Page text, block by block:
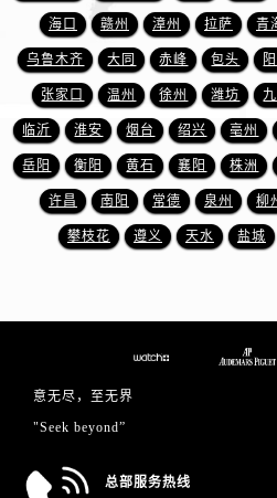
海口 赣州 漳州 拉萨 青
乌鲁木齐 大同 赤峰 包头
张家口 温州 徐州 潍坊
临沂 淮安 烟台 绍兴 亳州
岳阳 衡阳 黄石 襄阳 株洲
许昌 南阳 常德 泉州 柳
攀枝花 遵义 天水 盐城
意无尽，至无界
"Seek beyond”
总部服务热线